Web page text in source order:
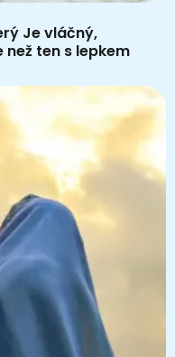
Je vláčný,
ten s lepkem